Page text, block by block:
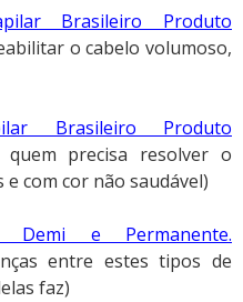
Brasileiro Produto
o cabelo volumoso,
Brasileiro Produto
precisa resolver o
com cor não saudável)
Demi e Permanente.
entre estes tipos de
faz)